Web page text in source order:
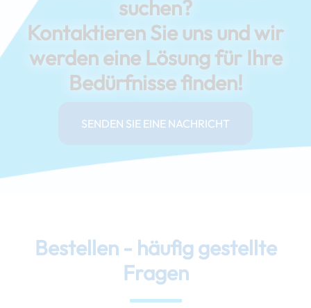
suchen?
Kontaktieren Sie uns und wir
werden eine Lösung für Ihre
Bedürfnisse finden!
SENDEN SIE EINE NACHRICHT
Bestellen - häufig gestellte
Fragen